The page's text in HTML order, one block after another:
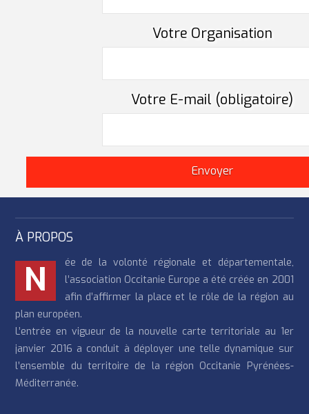
Votre Organisation
Votre E-mail (obligatoire)
À PROPOS
N
ée de la volonté régionale et départementale,
l’association Occitanie Europe a été créée en 2001
afin d’affirmer la place et le rôle de la région au
plan européen.
L’entrée en vigueur de la nouvelle carte territoriale au 1er
janvier 2016 a conduit à déployer une telle dynamique sur
l’ensemble du territoire de la région Occitanie Pyrénées-
Méditerranée.